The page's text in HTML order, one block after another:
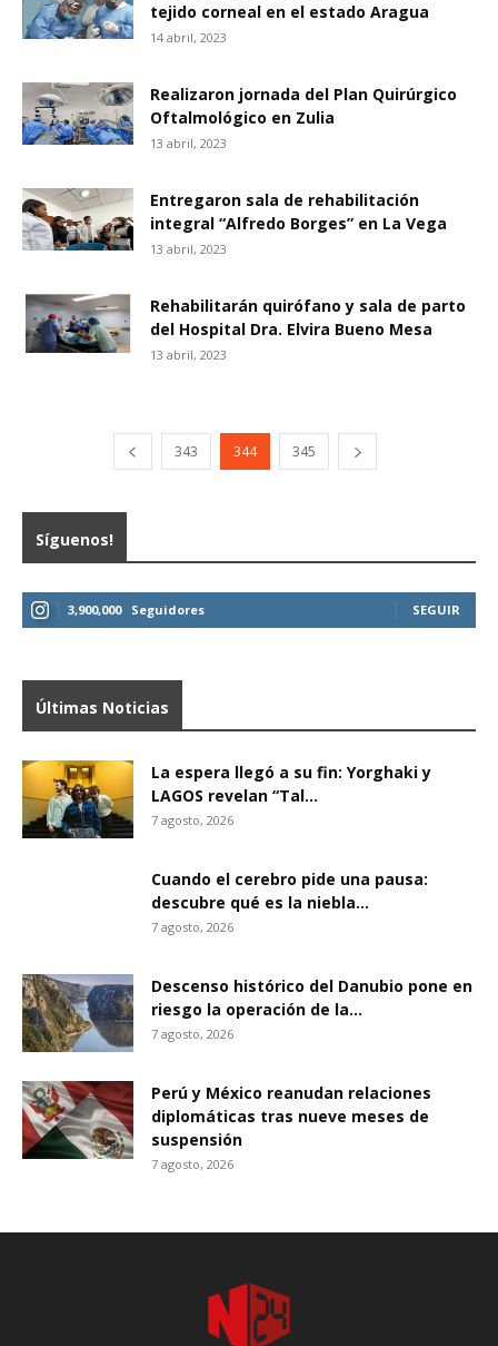
tejido corneal en el estado Aragua
14 abril, 2023
Realizaron jornada del Plan Quirúrgico
Oftalmológico en Zulia
13 abril, 2023
Entregaron sala de rehabilitación
integral “Alfredo Borges” en La Vega
13 abril, 2023
Rehabilitarán quirófano y sala de parto
del Hospital Dra. Elvira Bueno Mesa
13 abril, 2023
343 344 345
Síguenos!
3,900,000 Seguidores SEGUIR
Últimas Noticias
La espera llegó a su fin: Yorghaki y
LAGOS revelan “Tal...
7 agosto, 2026
Cuando el cerebro pide una pausa:
descubre qué es la niebla...
7 agosto, 2026
Descenso histórico del Danubio pone en
riesgo la operación de la...
7 agosto, 2026
Perú y México reanudan relaciones
diplomáticas tras nueve meses de
suspensión
7 agosto, 2026